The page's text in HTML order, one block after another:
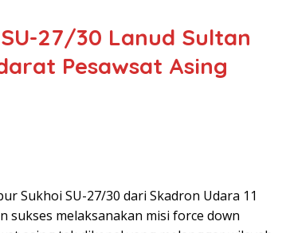
27/30 Lanud Sultan
Pesawsat Asing
Sukhoi SU-27/30 dari Skadron Udara 11
sukses melaksanakan misi force down